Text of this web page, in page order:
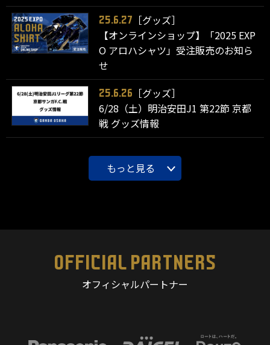
25.6.27
［グッズ］
【オンラインショップ】「2025 EXP
O アロハシャツ」受注販売のお知ら
せ
25.6.26
［グッズ］
6/28（土）明治安田J1 第22節 京都
戦 グッズ情報
もっと見る
OFFICIAL PARTNERS
オフィシャルパートナー